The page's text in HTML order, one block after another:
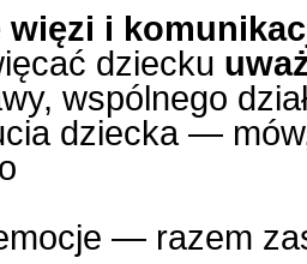
więzi i
dziecku
wspólnego
dziecka —
— razem